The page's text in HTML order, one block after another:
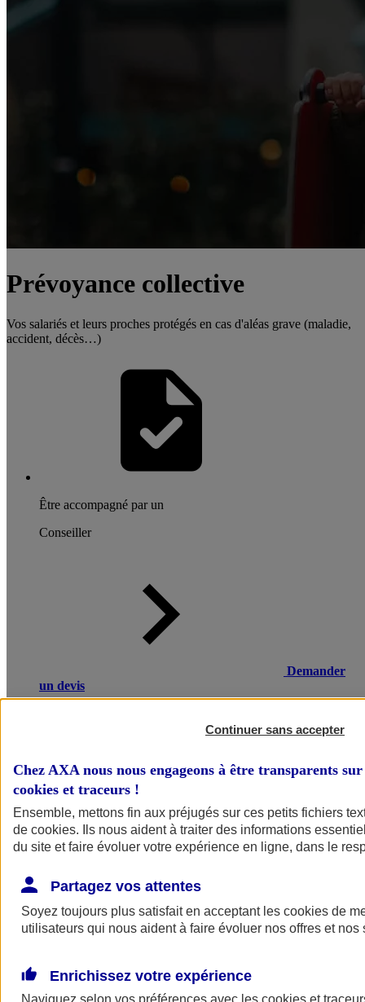
Prévoyance collective
Vos salariés et leurs proches protégés en cas d'aléas grave (maladie,
accident, décès…)
Être accompagné par un
Conseiller
Demander
un devis
invalidité ou un décès, peut avoir de lourdes conséquences
revenus et verse un capital à la famille en cas de décès.
prévoyance collective
POURQUOI CHOISIR AXA
Continuer sans accepter
Chez AXA nous nous engageons à être transparents
cookies et traceurs !
Ensemble, mettons fin aux préjugés sur ces petits fichiers
de cookies. Ils nous aident à traiter des informations
du site et faire évoluer votre expérience en ligne, dans le
Partagez vos attentes
Soyez toujours plus satisfait en acceptant les cookies de
utilisateurs qui nous aident à faire évoluer nos offres et nos
Enrichissez votre expérience